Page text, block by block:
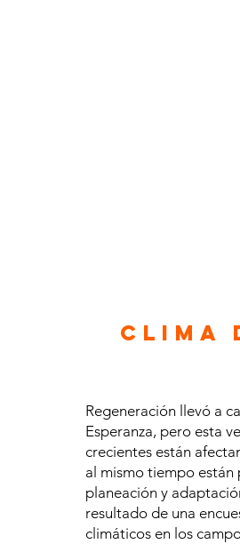
Clima
Regeneración llevó a
Esperanza, pero esta
crecientes están
al mismo tiempo están
planeación y
resultado de una
climáticos en los